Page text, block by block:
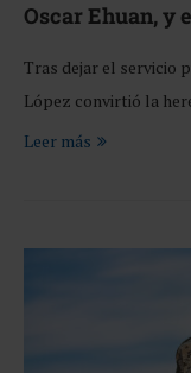
Oscar Ehuan, y
Tras dejar el servicio
López convirtió la
Leer más